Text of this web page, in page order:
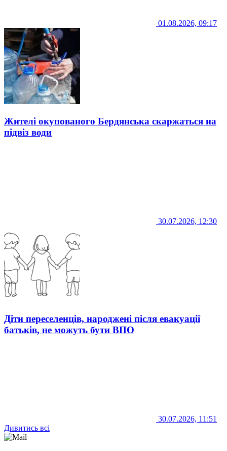
01.08.2026, 09:17
Жителі окупованого Бердянська скаржаться на
підвіз води
30.07.2026, 12:30
Діти переселенців, народжені після евакуації
батьків, не можуть бути ВПО
30.07.2026, 11:51
Дивитись всі